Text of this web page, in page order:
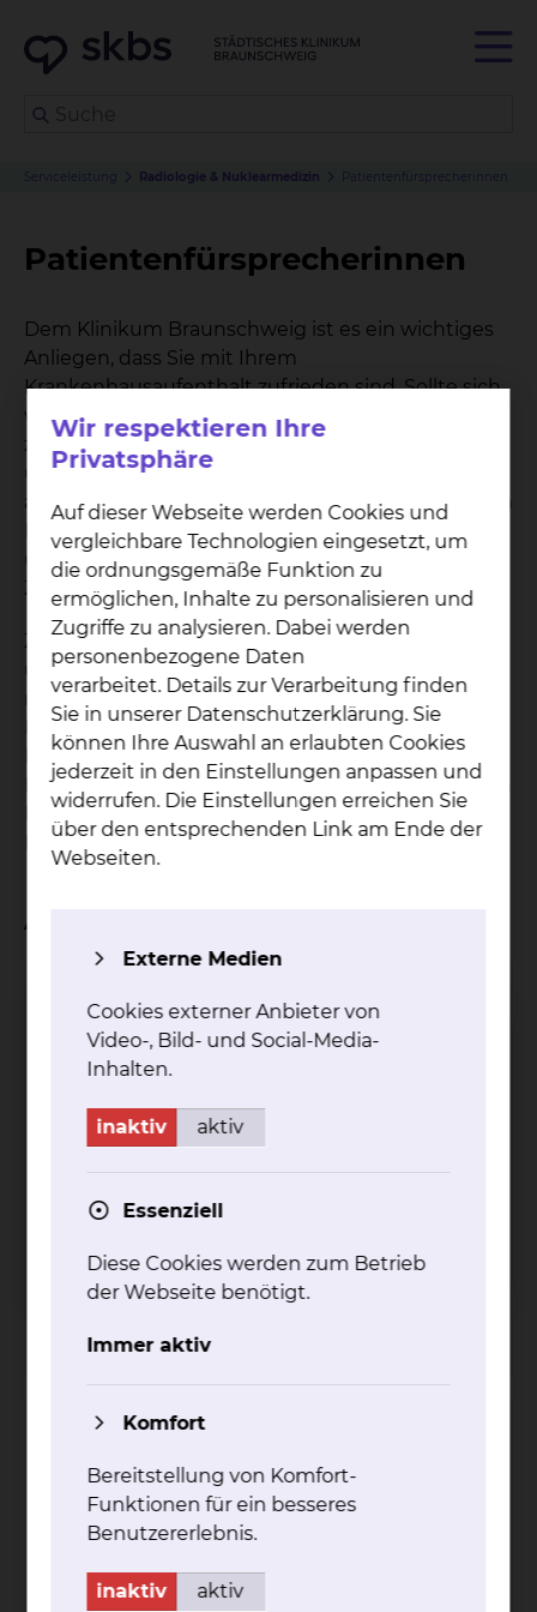
Serviceleistung Radiologie & Nuklearmedizin Patientenfürsprecherinnen
Patientenfürsprecherinnen
Dem Klinikum Braunschweig ist es ein wichtiges
Anliegen, dass Sie mit Ihrem
Krankenhausaufenthalt zufrieden sind. Sollte sich
während Ihres Aufenthaltes dennoch ein Grund
zur Kritik ergeben, Sie einen Rat in der
ungewohnten Umgebung benötigen oder etwas
auf dem Herzen haben, das Sie mit einer neutralen
Person besprechen möchten, so nehmen sich
unsere Patientenfürsprecherinnen gerne für Sie
Zeit zu einem vertrauensvollen Gespräch.
Zu den Aufgaben unserer ehrenamtlichen und
unabhängigen Patientenfürsprecherinnen gehört
neben allgemeinen Auskünften zu einem
Krankenhausaufenthalt auch die
Kontaktaufnahme zu Mitarbeiterinnen und
Mitarbeitern in den betreffenden Bereichen, um in
Ihrem ausdrücklichen Auftrag angemessene
Lösungen für Ihre Belange zu finden.
Ansprechpartner
Christine Wolnik
Tel.:+49 531 595 2224 Anrufbeantworter in
Abwesenheit
Evelyne Christine Elise Feddersen
Wir respektieren Ihre
Privatsphäre
Auf dieser Webseite werden Cookies und
vergleichbare Technologien eingesetzt, um
die ordnungsgemäße Funktion zu
ermöglichen, Inhalte zu personalisieren und
Zugriffe zu analysieren. Dabei werden
personenbezogene Daten
verarbeitet. Details zur Verarbeitung finden
Sie in unserer Datenschutzerklärung. Sie
können Ihre Auswahl an erlaubten Cookies
jederzeit in den Einstellungen anpassen und
widerrufen. Die Einstellungen erreichen Sie
über den entsprechenden Link am Ende der
Webseiten.
Externe Medien
Cookies externer Anbieter von
Video-, Bild- und Social-Media-
Inhalten.
inaktiv aktiv
Essenziell
Diese Cookies werden zum Betrieb
der Webseite benötigt.
Immer aktiv
Komfort
Bereitstellung von Komfort-
Funktionen für ein besseres
Benutzererlebnis.
inaktiv aktiv